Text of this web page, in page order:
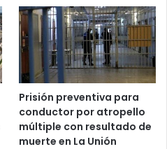
Prisión preventiva para
conductor por atropello
múltiple con resultado de
muerte en La Unión